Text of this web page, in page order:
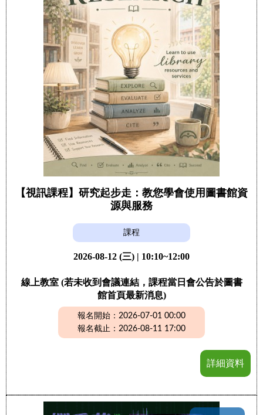
【視訊課程】研究起步走：教您學會使用圖書館資
源與服務
課程
2026-08-12 (三) | 10:10~12:00
線上教室 (若未收到會議連結，課程當日會公告於圖書
館首頁最新消息)
報名開始：2026-07-01 00:00
報名截止：2026-08-11 17:00
詳細資料